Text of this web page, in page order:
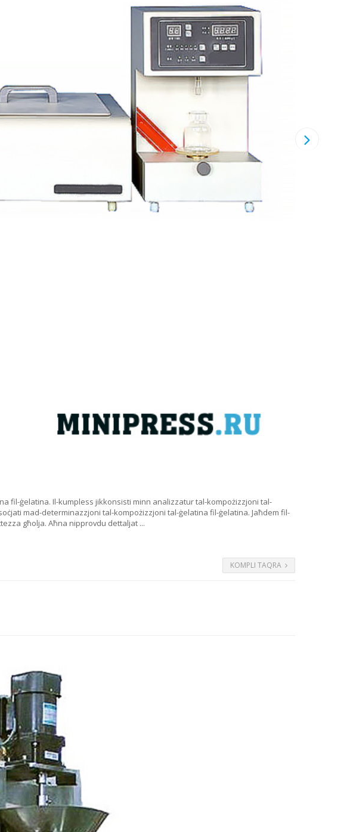
fil-ġelatina. Il-kumpless jikkonsisti minn analizzatur tal-kompożizzjoni tal-
mad-determinazzjoni tal-kompożizzjoni tal-ġelatina fil-ġelatina. Jaħdem fil-
għolja. Aħna nipprovdu dettaljat ...
KOMPLI TAQRA